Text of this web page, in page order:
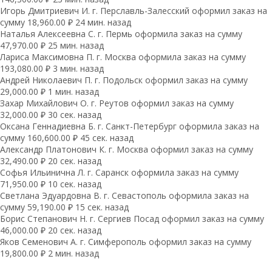
Игорь Дмитриевич И. г. Перславль-Залесский оформил заказ на
сумму 18,960.00 ₽ 24 мин. назад
Наталья Алексеевна С. г. Пермь оформила заказ на сумму
47,970.00 ₽ 25 мин. назад
Лариса Максимовна П. г. Москва оформила заказ на сумму
193,080.00 ₽ 3 мин. назад
Андрей Николаевич П. г. Подольск оформил заказ на сумму
29,000.00 ₽ 1 мин. назад
Захар Михайлович О. г. Реутов оформил заказ на сумму
32,000.00 ₽ 30 сек. назад
Оксана Геннадиевна Б. г. Санкт-Петербург оформила заказ на
сумму 160,600.00 ₽ 45 сек. назад
Александр Платонович К. г. Москва оформил заказ на сумму
32,490.00 ₽ 20 сек. назад
Софья Ильинична Л. г. Саранск оформила заказ на сумму
71,950.00 ₽ 10 сек. назад
Светлана Эдуардовна В. г. Севастополь оформила заказ на
сумму 59,190.00 ₽ 15 сек. назад
Борис Степанович Н. г. Сергиев Посад оформил заказ на сумму
46,000.00 ₽ 20 сек. назад
Яков Семенович А. г. Симферополь оформил заказ на сумму
19,800.00 ₽ 2 мин. назад